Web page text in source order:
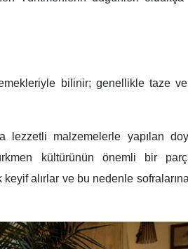
bilinir; genellikle taze ve
lezzetli malzemelerle yapılan
kültürünün önemli bir
alırlar ve bu nedenle